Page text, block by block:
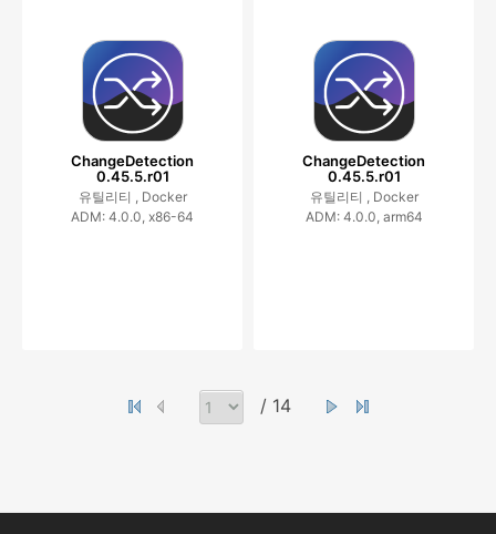
ChangeDetection
0.45.5.r01
유틸리티 , Docker
ADM: 4.0.0, x86-64
ChangeDetection
0.45.5.r01
유틸리티 , Docker
ADM: 4.0.0, arm64
/ 14